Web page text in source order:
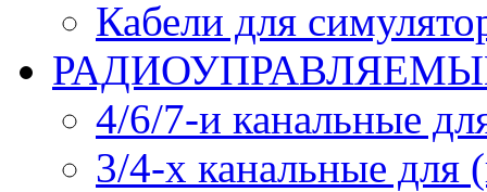
Кабели для
4/6/7-и канальные
3/4-х канальные